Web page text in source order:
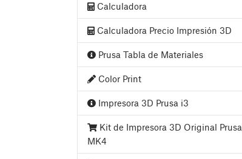
Calculadora
Calculadora Precio Impresión 3D
Prusa Tabla de Materiales
Color Print
Impresora 3D Prusa i3
Kit de Impresora 3D Original Prusa
MK4